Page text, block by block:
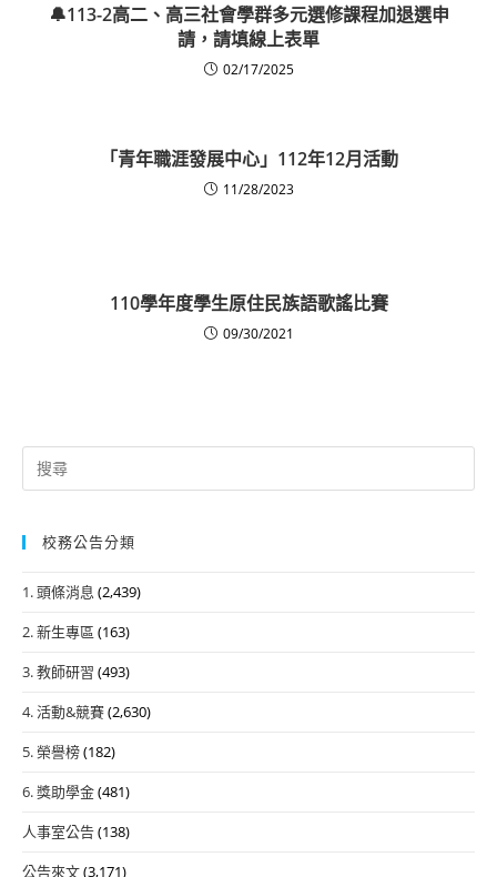
🔔113-2高二、高三社會學群多元選修課程加退選申
請，請填線上表單
02/17/2025
「青年職涯發展中心」112年12月活動
11/28/2023
110學年度學生原住民族語歌謠比賽
09/30/2021
Search
for:
校務公告分類
1. 頭條消息 (2,439)
2. 新生專區 (163)
3. 教師研習 (493)
4. 活動&競賽(2,630)
5. 榮譽榜(182)
6. 獎助學金(481)
人事室公告(138)
公告來文(3,171)